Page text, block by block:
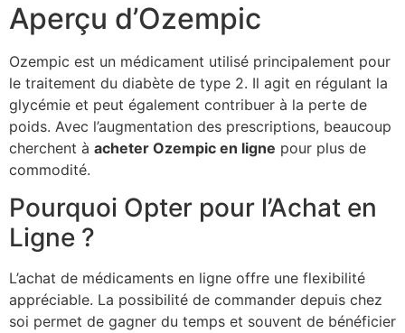
Aperçu d’Ozempic
Ozempic est un médicament utilisé principalement pour
le traitement du diabète de type 2. Il agit en régulant la
glycémie et peut également contribuer à la perte de
poids. Avec l’augmentation des prescriptions, beaucoup
cherchent à acheter Ozempic en ligne pour plus de
commodité.
Pourquoi Opter pour l’Achat en
Ligne ?
L’achat de médicaments en ligne offre une flexibilité
appréciable. La possibilité de commander depuis chez
soi permet de gagner du temps et souvent de bénéficier